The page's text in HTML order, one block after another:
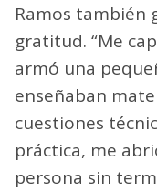
Ramos también
gratitud. “Me
armó una
enseñaban
cuestiones
práctica, me
persona sin